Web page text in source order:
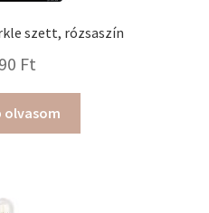
szett, rózsaszín
Ft
olvasom